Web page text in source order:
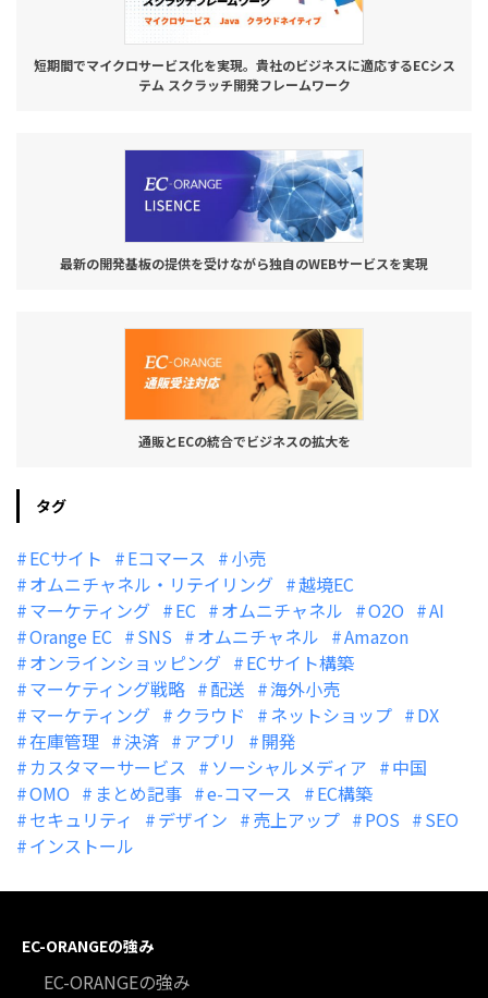
短期間でマイクロサービス化を実現。貴社のビジネスに適応するECシス
テム スクラッチ開発フレームワーク
最新の開発基板の提供を受けながら独自のWEBサービスを実現
通販とECの統合でビジネスの拡大を
タグ
ECサイト Eコマース
小売
オムニチャネル・リテイリング
越境EC
マーケティング
EC オムニチャネル O2O
AI
Orange EC
SNS オムニチャネル
Amazon
オンラインショッピング
ECサイト構築
マーケティング戦略
配送
海外小売
マーケティング
クラウド ネットショップ
DX
在庫管理
決済 アプリ
開発
カスタマーサービス
ソーシャルメディア
中国
OMO
まとめ記事 e-コマース
EC構築
セキュリティ
デザイン 売上アップ POS
SEO
インストール
EC-ORANGEの強み
EC-ORANGEの強み